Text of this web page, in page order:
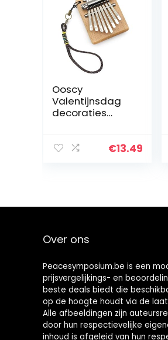
Ooscy
Valentijnsdag
decoraties
piano zak duim
€13.49
Over ons
Peacesymposium.be is een
prijsvergelijkings- en
beste deals biedt die
op de hoogte houdt via de
Alle afbeeldingen zijn
door hun respectievelijke
inhoud is afgeleid van hun